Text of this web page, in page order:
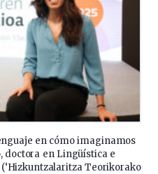
en cómo imaginamos
doctora en Lingüística e
Teorikorako